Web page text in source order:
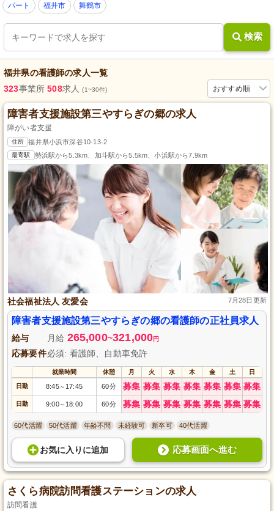
パート 福井市 舞鶴市
検索
福井県の看護師の求人一覧
おすすめ順
323事業所 508求人(1~30件)
障害者支援施設第三やすらぎの郷の求人
障がい者支援
住所 福井県小浜市深谷10-13-2
最寄駅 勢浜駅から5.3km、加斗駅から5.5km、小浜駅から7.9km
社会福祉法人 友愛会 7月28日更新
障害者支援施設第三やすらぎの郷の看護師の正社員求人
給与 月給 265,000~321,000円
応募要件必須: 看護師、自動車免許
就業時間 休憩 月 火 水 木 金 土 日
日勤 8:45～ 17:45 60分 募集 募集 募集 募集 募集 募集 募集
日勤 9:00～ 18:00 60分 募集 募集 募集 募集 募集 募集 募集
60代活躍 50代活躍 年齢不問 未経験可 新卒可 40代活躍
お気に入り に追加 応募画面へ進む
さくら病院訪問看護ステーションの求人
訪問看護